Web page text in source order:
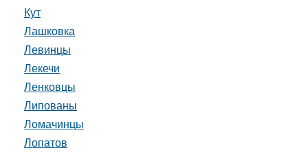
Кут
Лашковка
Левинцы
Лекечи
Ленковцы
Липованы
Ломачинцы
Лопатов